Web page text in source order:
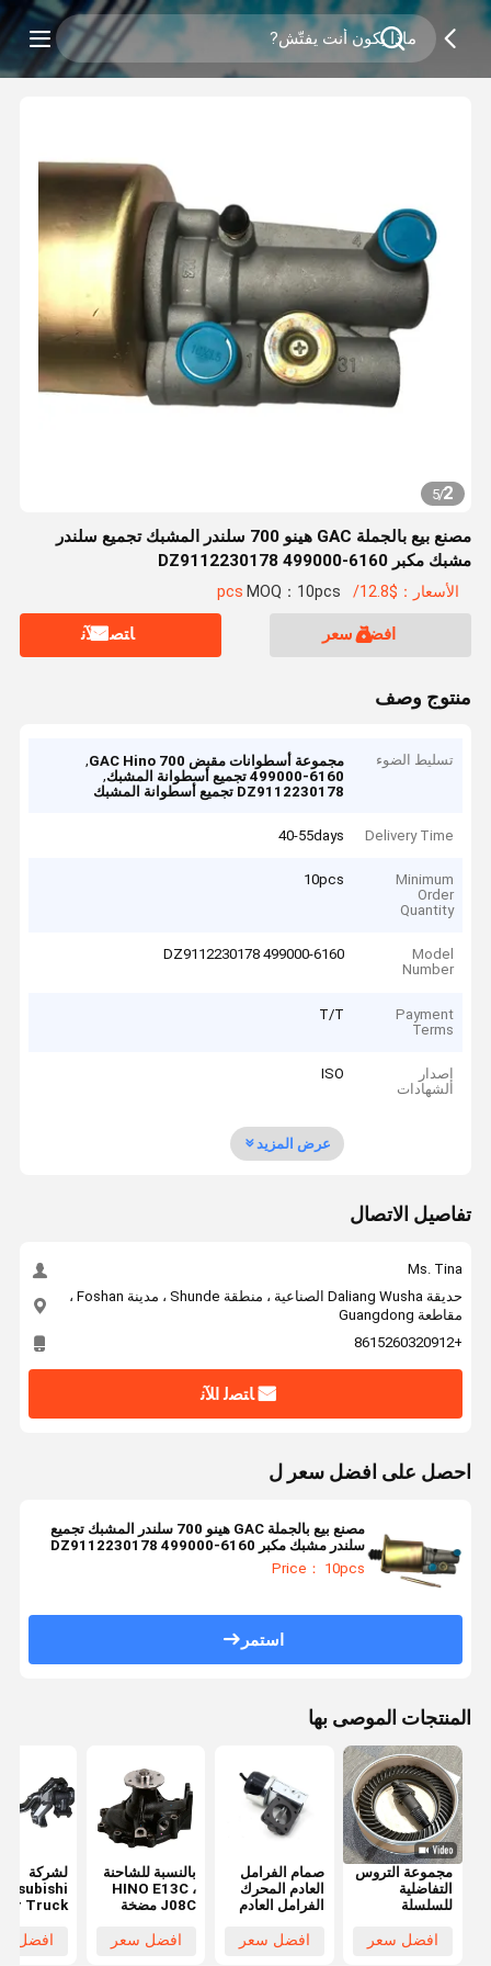
2
/
5
مصنع بيع بالجملة GAC هينو 700 سلندر المشبك تجميع سلندر
مشبك مكبر DZ9112230178 499000-6160
الأسعار：$12.8/pcs MOQ：10pcs
افضل سعر ﺎﺘﺼﻟ ﺍﻶﻧ
منتوج وصف
تسليط الضوء مجموعة أسطوانات مقبض GAC Hino 700
,
499000-6160 تجميع أسطوانة المشبك
,
DZ9112230178 تجميع أسطوانة المشبك
Delivery Time
40-55days
Minimum
Order
Quantity
10pcs
Model
Number
DZ9112230178 499000-6160
Payment
Terms
T/T
إصدار
الشهادات
ISO
عرض المزيد
تفاصيل الاتصال
Ms. Tina
حديقة Daliang Wusha الصناعية ، منطقة Shunde ، مدينة Foshan ،
مقاطعة Guangdong
+8615260320912
ﺎﺘﺼﻟ ﺍﻶﻧ
احصل على افضل سعر ل
مصنع بيع بالجملة GAC هينو 700 سلندر المشبك تجميع
سلندر مشبك مكبر DZ9112230178 499000-6160
Price： 10pcs
استمر
المنتجات الموصى بها
مجموعة التروس
التفاضلية
للسلسلة
للسلسلة
افضل سعر
صمام الفرامل
العادم المحرك
الفرامل العادم
لـ ISUZU 700P
8-97102372-
افضل سعر
بالنسبة للشاحنة
HINO E13C ،
J08C مضخة
16100-3467
افضل سعر
لشركة
Truck
الموازنة
افضل